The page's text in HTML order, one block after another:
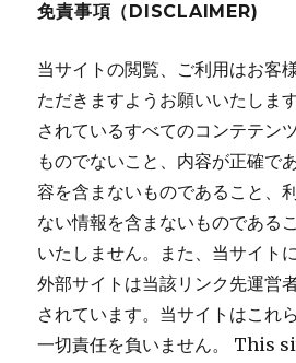
免責事項（DISCLAIMER)
当サイトの閲覧、ご利用はお客
ただきますようお願いいたしま
されているすべてのコンテテン
ものでないこと、内容が正確で
容を含まないものであること、
ない情報を含まないものである
いたしません。また、当サイト
外部サイトは当該リンク先運営
されています。当サイトはこれ
一切責任を負いません。 This